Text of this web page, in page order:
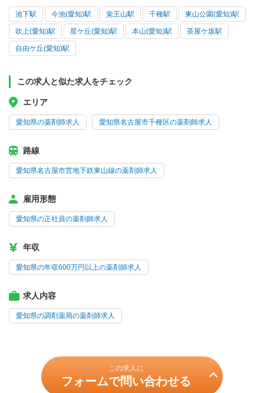
池下駅 今池(愛知)駅 覚王山駅 千種駅 東山公園(愛知)駅
吹上(愛知)駅 星ケ丘(愛知)駅 本山(愛知)駅 茶屋ケ坂駅
自由ケ丘(愛知)駅
この求人と似た求人をチェック
エリア
愛知県の薬剤師求人 愛知県名古屋市千種区の薬剤師求人
路線
愛知県名古屋市営地下鉄東山線の薬剤師求人
雇用形態
愛知県の正社員の薬剤師求人
年収
愛知県の年収600万円以上の薬剤師求人
求人内容
愛知県の調剤薬局の薬剤師求人
この求人に
フォームで問い合わせる